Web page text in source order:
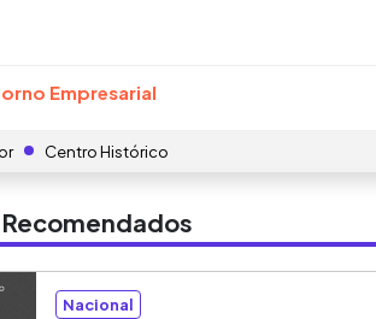
Empresarial
Centro Histórico
Nacional